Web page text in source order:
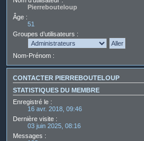
Pierrebouteloup
Âge :
51
Groupes d’utilisateurs :
Nom-Prénom :
CONTACTER PIERREBOUTELOUP
STATISTIQUES DU MEMBRE
Enregistré le :
16 avr. 2018, 09:46
Dernière visite :
03 juin 2025, 08:16
Messages :